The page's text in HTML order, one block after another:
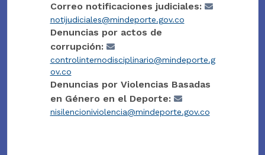
Correo notificaciones judiciales:
notijudiciales@mindeporte.gov.co
Denuncias por actos de
corrupción:
controlinternodisciplinario@mindeporte.g
ov.co
Denuncias por Violencias Basadas
en Género en el Deporte:
nisilencioniviolencia@mindeporte.gov.co